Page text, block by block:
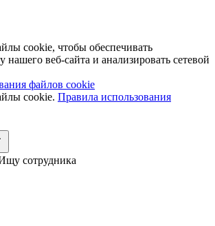
cookie, чтобы обеспечивать
нашего веб-сайта и анализировать сетевой
файлов cookie
cookie. Правила использования
сотрудника